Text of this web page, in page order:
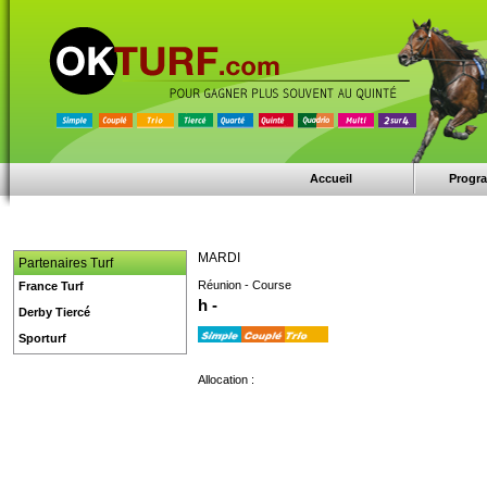
Accueil
MARDI
Réunion - Course
h -
Allocation :
Partenaires Turf
France Turf
Derby Tiercé
Sporturf